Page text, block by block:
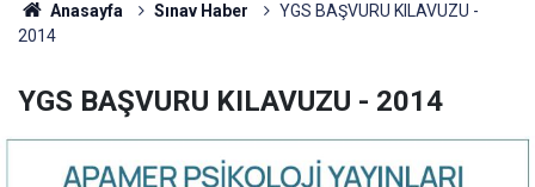
Anasayfa Sınav Haber
YGS BAŞVURU KILAVUZU -
2014
YGS BAŞVURU KILAVUZU - 2014